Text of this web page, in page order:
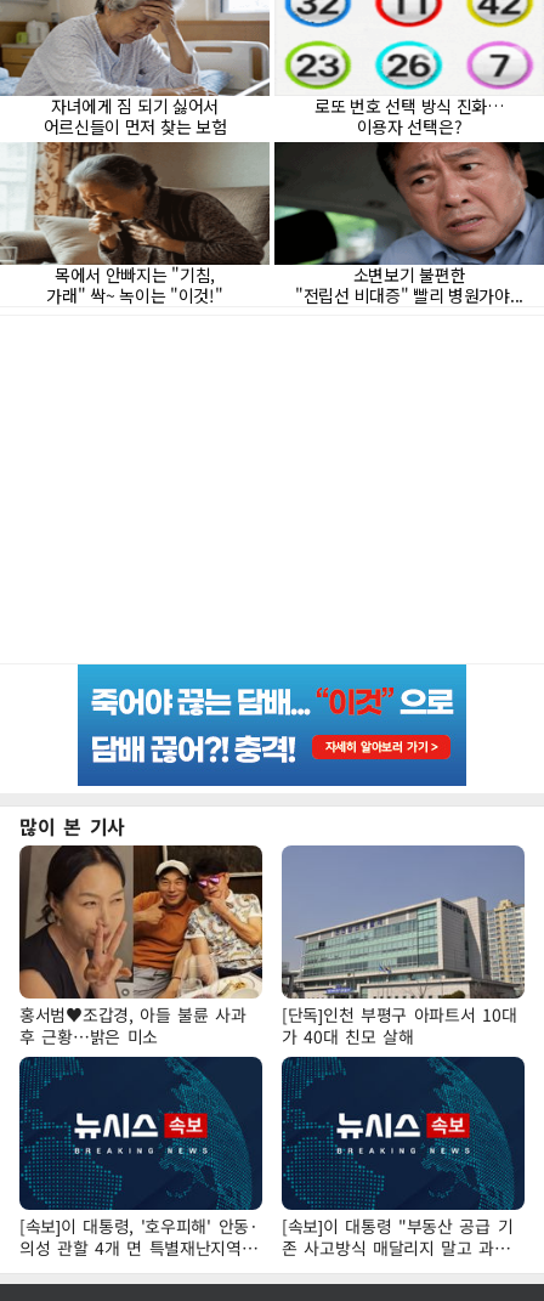
많이 본 기사
홍서범♥조갑경, 아들 불륜 사과
후 근황…밝은 미소
[단독]인천 부평구 아파트서 10대
가 40대 친모 살해
[속보]이 대통령, '호우피해' 안동·
의성 관할 4개 면 특별재난지역
선포
[속보]이 대통령 "부동산 공급 기
존 사고방식 매달리지 말고 과감
히 실천"